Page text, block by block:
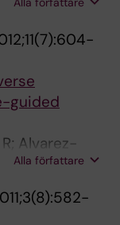
Stevens
guided
Alvarez-
MM
Alla författare